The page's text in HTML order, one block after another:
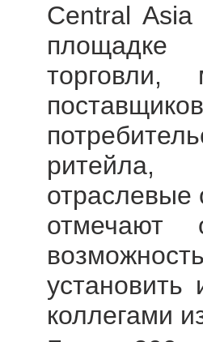
Central
площадке
торговли,
ритейла,
отраслевые
отмечают
коллегами